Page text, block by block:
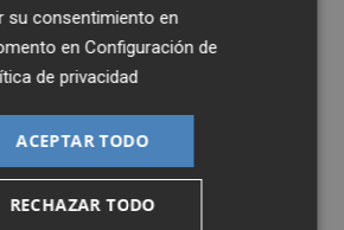
su consentimiento en
enConfiguración de
de privacidad
ACEPTAR TODO
RECHAZAR TODO